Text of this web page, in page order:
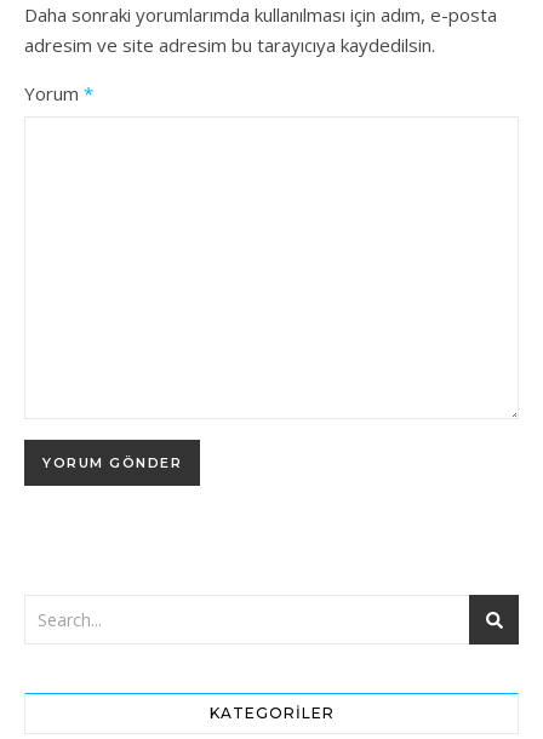
Daha sonraki yorumlarımda kullanılması için adım, e-posta
adresim ve site adresim bu tarayıcıya kaydedilsin.
Yorum *
KATEGORILER